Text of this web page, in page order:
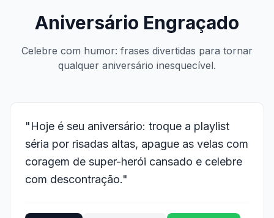
Aniversário Engraçado
Celebre com humor: frases divertidas para tornar
qualquer aniversário inesquecível.
"Hoje é seu aniversário: troque a playlist
séria por risadas altas, apague as velas com
coragem de super-herói cansado e celebre
com descontração."